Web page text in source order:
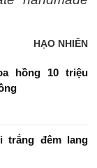
HẠO NHIÊN
hồng 10 triệu
trắng đêm lang